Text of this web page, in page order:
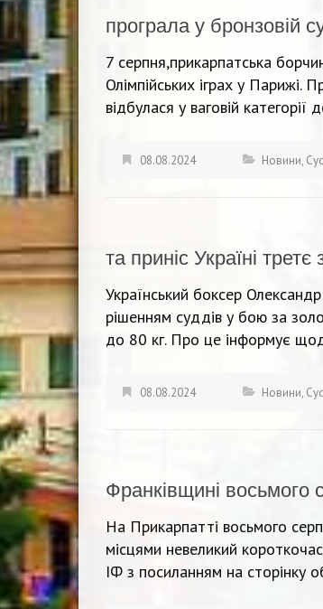
програла у бронзовій
7 серпня,прикарпатська
Олімпійських іграх у
відбулася у ваговій
08.08.2024 Новини,
та приніс Україні
Український боксер
рішенням суддів у бою за
до 80 кг. Про це інформує
08.08.2024 Новини,
Франківщині восьмого
На Прикарпатті восьмого
місцями невеликий
ІФ з посиланням на сторінку